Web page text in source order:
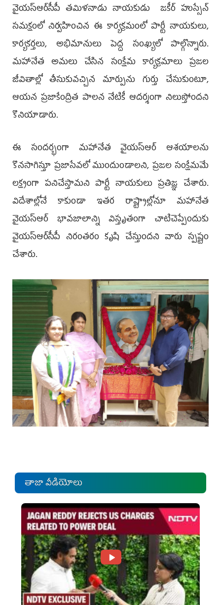
వైయ‌స్ఆర్‌సీపీ తమిళనాడు నాయకుడు జకీర్ హుస్సేన్
సమక్షంలో నిర్వహించిన ఈ కార్యక్రమంలో పార్టీ నాయకులు,
కార్యకర్తలు, అభిమానులు పెద్ద సంఖ్యలో పాల్గొన్నారు.
మహానేత అమలు చేసిన సంక్షేమ కార్యక్రమాలు ప్రజల
జీవితాల్లో తీసుకువచ్చిన మార్పును గుర్తు చేసుకుంటూ,
ఆయన ప్రజాకేంద్రిత పాలన నేటికీ ఆదర్శంగా నిలుస్తోందని
కొనియాడారు.
ఈ సందర్భంగా మహానేత వైయ‌స్ఆర్ ఆశయాలను
కొనసాగిస్తూ ప్రజాసేవలో ముందుండాలని, ప్రజల సంక్షేమమే
లక్ష్యంగా పనిచేస్తామని పార్టీ నాయకులు ప్రతిజ్ఞ చేశారు.
విదేశాల్లోనే కాకుండా ఇతర రాష్ట్రాల్లోనూ మహానేత
వైయ‌స్ఆర్ భావజాలాన్ని విస్తృతంగా చాటిచెప్పేందుకు
వైయ‌స్ఆర్‌సీపీ నిరంతరం కృషి చేస్తుందని వారు స్పష్టం
చేశారు.
తాజా వీడియోలు